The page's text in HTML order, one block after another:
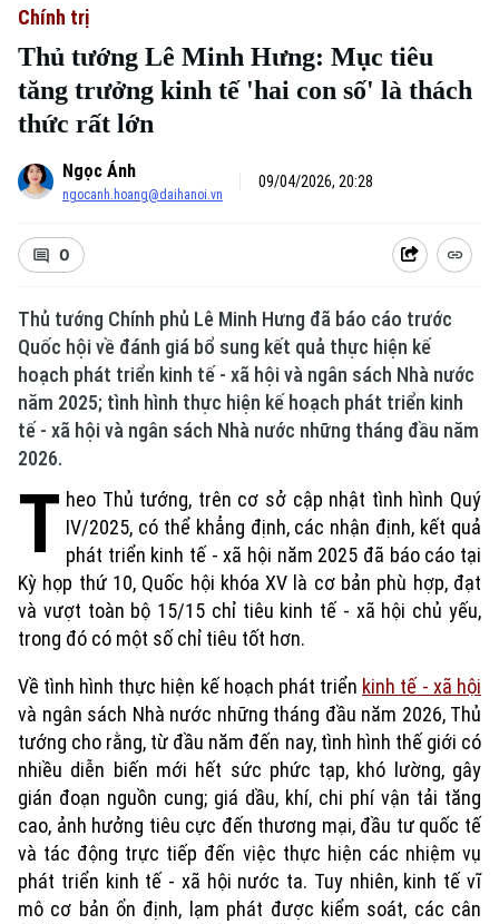
Chính trị
Thủ tướng Lê Minh Hưng: Mục tiêu
tăng trưởng kinh tế 'hai con số' là thách
thức rất lớn
Ngọc Ánh
ngocanh.hoang@daihanoi.vn
09/04/2026, 20:28
0
Thủ tướng Chính phủ Lê Minh Hưng đã báo cáo trước
Quốc hội về đánh giá bổ sung kết quả thực hiện kế
hoạch phát triển kinh tế - xã hội và ngân sách Nhà nước
năm 2025; tình hình thực hiện kế hoạch phát triển kinh
tế - xã hội và ngân sách Nhà nước những tháng đầu năm
2026.
T heo Thủ tướng, trên cơ sở cập nhật tình hình Quý
IV/2025, có thể khẳng định, các nhận định, kết quả
phát triển kinh tế - xã hội năm 2025 đã báo cáo tại
Kỳ họp thứ 10, Quốc hội khóa XV là cơ bản phù hợp, đạt
và vượt toàn bộ 15/15 chỉ tiêu kinh tế - xã hội chủ yếu,
trong đó có một số chỉ tiêu tốt hơn.
Về tình hình thực hiện kế hoạch phát triển kinh tế - xã hội
và ngân sách Nhà nước những tháng đầu năm 2026, Thủ
tướng cho rằng, từ đầu năm đến nay, tình hình thế giới có
nhiều diễn biến mới hết sức phức tạp, khó lường, gây
gián đoạn nguồn cung; giá dầu, khí, chi phí vận tải tăng
cao, ảnh hưởng tiêu cực đến thương mại, đầu tư quốc tế
và tác động trực tiếp đến việc thực hiện các nhiệm vụ
phát triển kinh tế - xã hội nước ta. Tuy nhiên, kinh tế vĩ
mô cơ bản ổn định, lạm phát được kiểm soát, các cân